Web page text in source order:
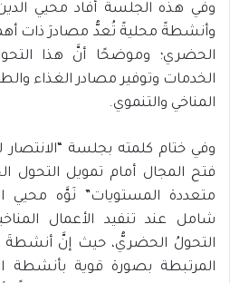
وفي هذه الجلسة أفاد محيي
وأنشطةً محليةً تُعدُّ مصادرَ ذات
الحضري؛ وموضحًا أنَّ هذا
الخدمات وتوفير مصادر الغذاء
المناخي والتنموي.
وفي ختام كلمته بجلسة “الانتصار
فتح المجال أمام تمويل التحول
متعددة المستويات” نَوَّه محيي
شامل عند تنفيد الأعمال
التحولُ الحضريُّ، حيث إنَّ أنشطةَ
المرتبطة بصورة قوية بأنشطة